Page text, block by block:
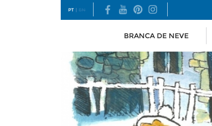
PT | EN
BRANCA DE NEVE